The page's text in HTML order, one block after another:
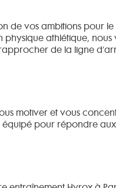
de vos ambitions pour le
athlétique, nous
de la ligne
motiver et vous
équipé pour répondre